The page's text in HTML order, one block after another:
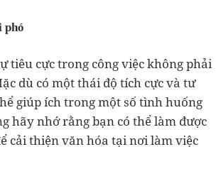
phó
tiêu cực trong công việc không phải
dù có một thái độ tích cực và tư
giúp ích trong một số tình huống
hãy nhớ rằng bạn có thể làm được
cải thiện văn hóa tại nơi làm việc